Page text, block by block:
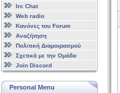
Irc Chat
Web radio
Κανόνες του Forum
Αναζήτηση
Πολιτική Διαμοιρασμού
Σχετικά με την Ομάδα
Join Discord
Personal Menu